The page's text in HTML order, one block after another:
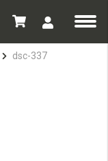
dsc-337